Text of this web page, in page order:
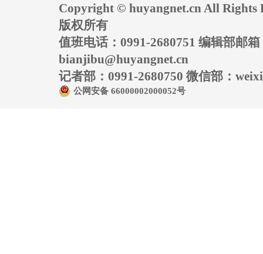
Copyright © huyangnet.cn All Rights
版权所有
值班电话：0991-2680751 编辑部邮箱
bianjibu@huyangnet.cn
记者部：0991-2680750 微信部：
公网安备 66000002000052号